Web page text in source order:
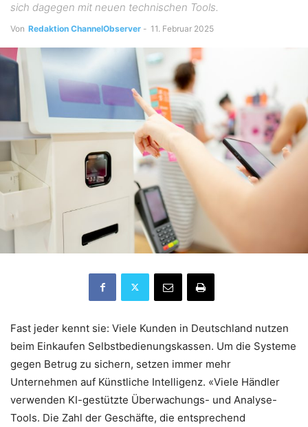
sich dagegen mit neuen technischen Tools.
Von Redaktion ChannelObserver - 11. Februar 2025
Fast jeder kennt sie: Viele Kunden in Deutschland nutzen
beim Einkaufen Selbstbedienungskassen. Um die Systeme
gegen Betrug zu sichern, setzen immer mehr
Unternehmen auf Künstliche Intelligenz. «Viele Händler
verwenden KI-gestützte Überwachungs- und Analyse-
Tools. Die Zahl der Geschäfte, die entsprechend